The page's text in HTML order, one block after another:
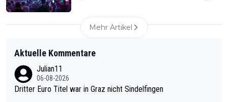
Mehr Artikel
Aktuelle Kommentare
Julian11
06-08-2026
Dritter Euro Titel war in Graz nicht Sindelfingen